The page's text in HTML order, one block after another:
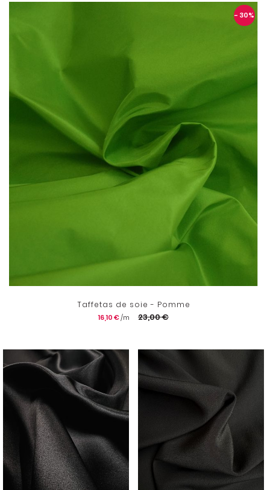
- 30%
Taffetas de soie - Pomme
16,10 € 23,00 €